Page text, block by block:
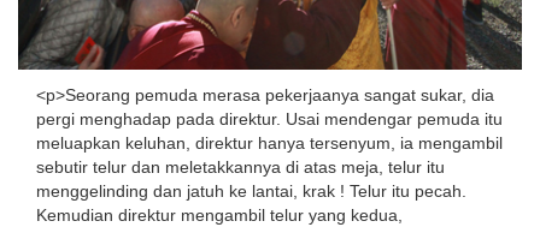
<p>Seorang pemuda merasa pekerjaanya sangat sukar, dia
pergi menghadap pada direktur. Usai mendengar pemuda itu
meluapkan keluhan, direktur hanya tersenyum, ia mengambil
sebutir telur dan meletakkannya di atas meja, telur itu
menggelinding dan jatuh ke lantai, krak ! Telur itu pecah.
Kemudian direktur mengambil telur yang kedua,